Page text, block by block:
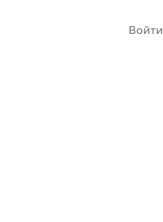
Войти